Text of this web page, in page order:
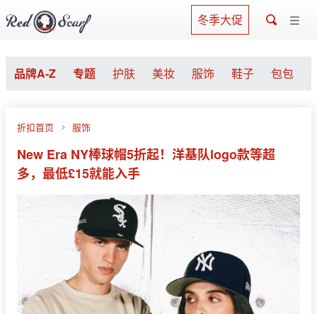
冬季大促
品牌A-Z 专题 护肤 美妆 服饰 鞋子 包包
折扣首页 服饰
New Era NY棒球帽5折起！洋基队logo款等超
多，最低£15就能入手